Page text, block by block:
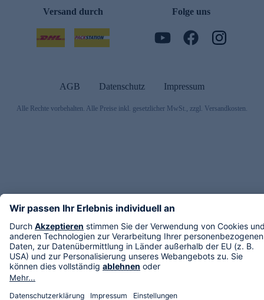
Versand durch Folge uns
AGB Datenschutz Impressum
Alle Rechte vorbehalten. Alle Preise inkl. gesetzlicher MwSt., zzgl. Versandkosten.